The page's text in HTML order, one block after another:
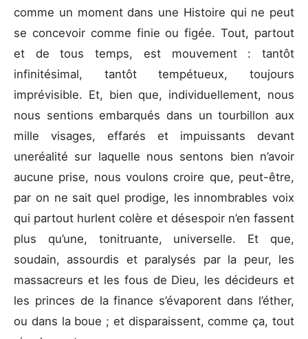
comme un moment dans une Histoire qui ne peut
se concevoir comme finie ou figée. Tout, partout
et de tous temps, est mouvement : tantôt
infinitésimal, tantôt tempétueux, toujours
imprévisible. Et, bien que, individuellement, nous
nous sentions embarqués dans un tourbillon aux
mille visages, effarés et impuissants devant
uneréalité sur laquelle nous sentons bien n’avoir
aucune prise, nous voulons croire que, peut-être,
par on ne sait quel prodige, les innombrables voix
qui partout hurlent colère et désespoir n’en fassent
plus qu’une, tonitruante, universelle. Et que,
soudain, assourdis et paralysés par la peur, les
massacreurs et les fous de Dieu, les décideurs et
les princes de la finance s’évaporent dans l’éther,
ou dans la boue ; et disparaissent, comme ça, tout